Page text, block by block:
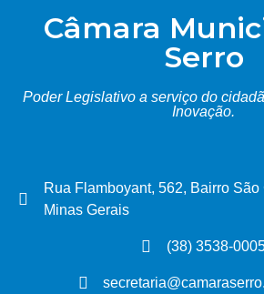
Câmara
Serro
Poder Legislativo a serviço do
Inovação.
Rua Flamboyant, 562, Bairro São
Minas Gerais
(38) 3538-